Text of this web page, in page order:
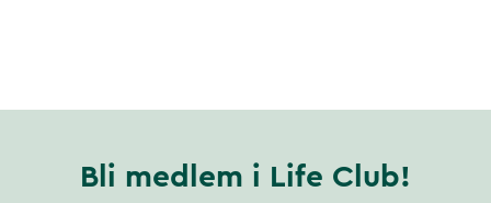
Bli medlem i Life Club!